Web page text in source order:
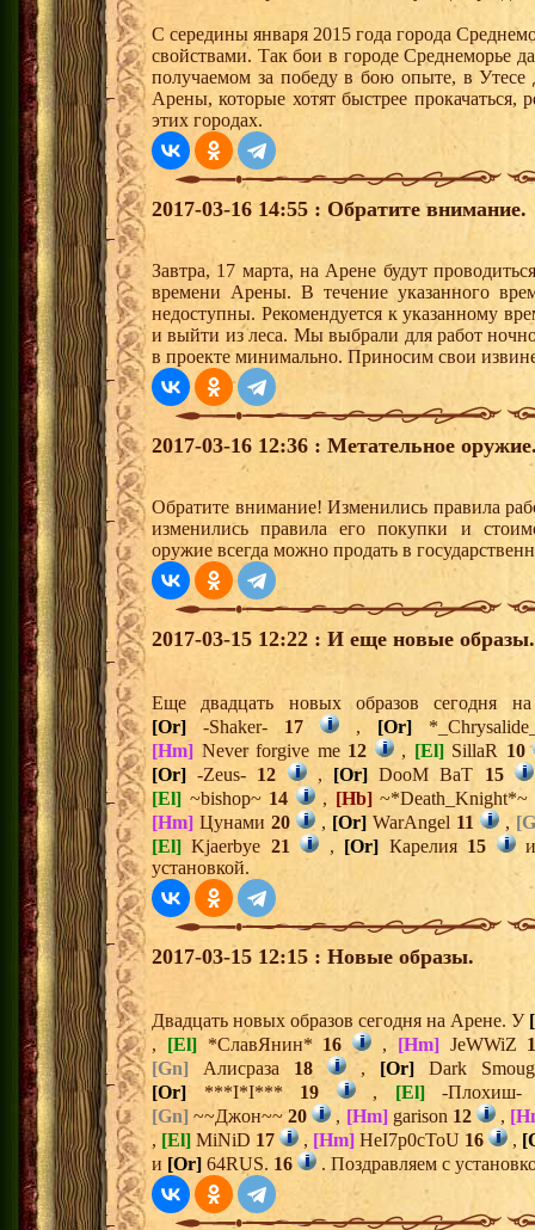
С середины января 2015 года города
свойствами. Так бои в городе Среднеморье
получаемом за победу в бою опыте, в
Арены, которые хотят быстрее прокачаться,
этих городах.
2017-03-16 14:55 : Обратите внимание.
Завтра, 17 марта, на Арене будут
времени Арены. В течение указанного
недоступны. Рекомендуется к указанному
и выйти из леса. Мы выбрали для работ
в проекте минимально. Приносим свои
2017-03-16 12:36 : Метательное
Обратите внимание! Изменились правила
изменились правила его покупки и
оружие всегда можно продать в
2017-03-15 12:22 : И еще новые образы.
Еще двадцать новых образов сегодня
[Or] -Shaker- 17 , [Or]
[Hm] Never forgive me 12 , [El]SillaR 10
[Or] -Zeus- 12 , [Or] DooM BaT 15
[El] ~bishop~ 14 , [Hb]
[Hm] Цунами 20 , [Or]WarAngel 11 ,
[El] Kjaerbye 21 , [Or] Карелия 15
установкой.
2017-03-15 12:15 : Новые образы.
Двадцать новых образов сегодня на Арене. У
, [El]*СлавЯнин* 16 , [Hm] JeWWiZ
[Gn] Алисраза 18 , [Or]Dark
[Or] ***I*I*** 19 , [El]-
[Gn] ~~Джон~~20 , [Hm]garison 12 ,
, [El] MiNiD 17 , [Hm] HeI7p0cToU 16 ,
и [Or] 64RUS. 16 . Поздравляем с